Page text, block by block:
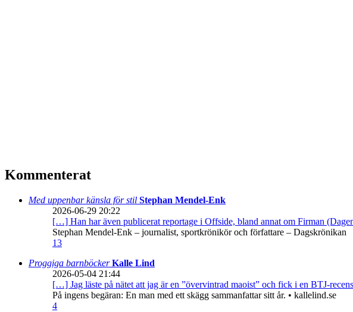
Kommenterat
Med uppenbar känsla för stil Stephan Mendel-Enk
2026-06-29 20:22
[…] Han har även publicerat reportage i Offside, bland annat om Firman
Stephan Mendel-Enk – journalist, sportkrönikör och författare – Dagskrönikan
13
Proggiga barnböckerKalle Lind
2026-05-04 21:44
[…] Jag läste på nätet att jag är en ”övervintrad maoist” och fick i en BTJ-
På ingens begäran: En man med ett skägg sammanfattar sitt år. • kallelind.se
4